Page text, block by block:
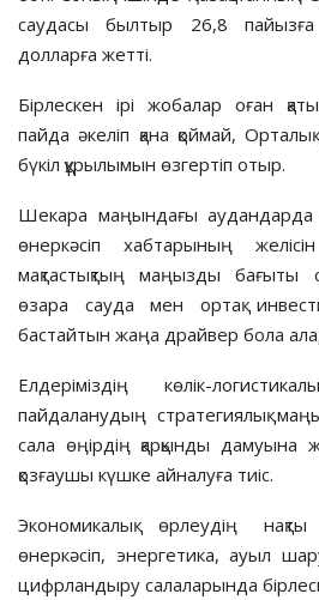
саудасы былтыр 26,8
долларға жетті.
Бірлескен ірі жобалар оған
пайда әке­ліп қана қоймай,
бүкіл құрылымын өзгертіп отыр.
Шекара маңындағы аудандарда
өнеркәсіп хабтарының
мақтастықтың маңызды бағыты
өзара сауда мен ор­тақ
бастайтын жаңа драйвер бола
Елдеріміздің көлік-
пайдаланудың страте­гиялық
сала өңірдің қарқынды дамуына
қозғаушы күшке айналуға тиіс.
Экономикалық өрлеудің
өнеркәсіп, энергетика, ауыл
цифрландыру салаларында